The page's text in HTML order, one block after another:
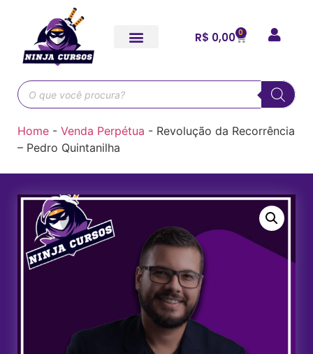
R$ 0,00 0
Home - Venda Perpétua - Revolução da Recorrência
– Pedro Quintanilha